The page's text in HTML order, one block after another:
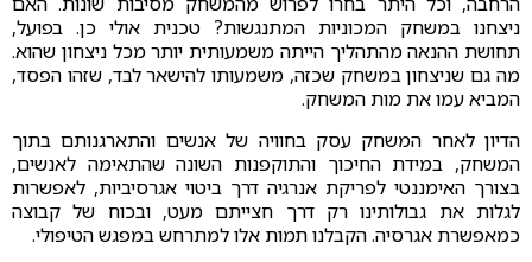
ניצחנו במשחק המכוניות המתנגשות? טכנית אולי כן. בפועל,
תחושת ההנאה מהתהליך הייתה משמעותית יותר מכל ניצחון שהוא.
מה גם שניצחון במשחק שכזה, משמעותו להישאר לבד, שזהו הפסד,
המביא עמו את מות המשחק.
הדיון לאחר המשחק עסק בחוויה של אנשים והתארגנותם בתוך
המשחק, במידת החיכוך והתוקפנות השונה שהתאימה לאנשים,
בצורך האימננטי לפריקת אנרגיה דרך ביטוי אגרסיביות, לאפשרות
לגלות את גבולותינו רק דרך חצייתם מעט, ובכוח של קבוצה
כמאפשרת אגרסיה. הקבלנו תמות אלו למתרחש במפגש הטיפולי.